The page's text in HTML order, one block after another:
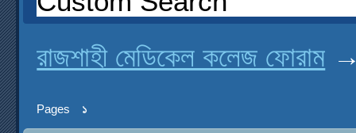
রাজশাহী মেডিকেল কলেজ ফোরাম
Pages ১